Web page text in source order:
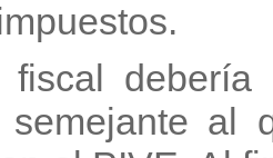
fiscal
semejante al